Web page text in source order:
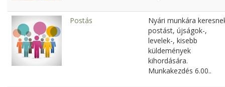
Postás
Nyári munkára
postást, újságok-,
levelek-, kisebb
küldemények
kihordására.
Munkakezdés 6.00..